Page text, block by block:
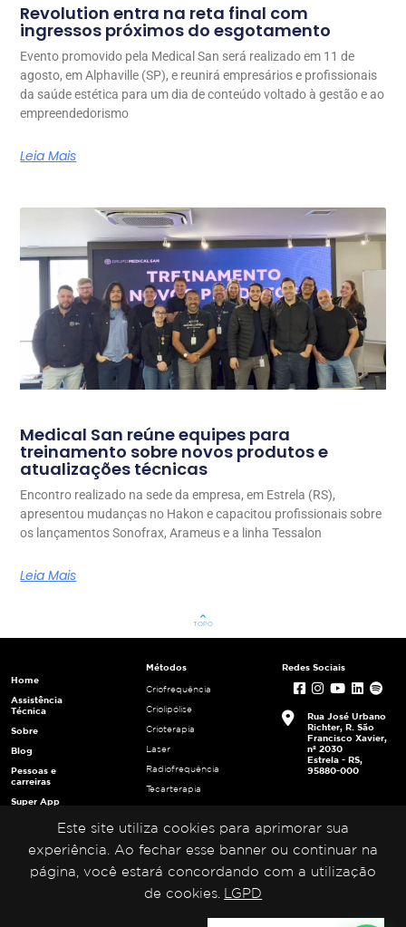
Este site utiliza cookies para aprimorar sua
experiência. Ao fechar esse banner ou continuar na
página, você estará concordando com a utilização
de cookies.
LGPD
Revolution entra na reta final com
ingressos próximos do esgotamento
Evento promovido pela Medical San será realizado em 11 de
agosto, em Alphaville (SP), e reunirá empresários e profissionais
da saúde estética para um dia de conteúdo voltado à gestão e ao
empreendedorismo
Leia Mais
Medical San reúne equipes para
treinamento sobre novos produtos e
atualizações técnicas
Encontro realizado na sede da empresa, em Estrela (RS),
apresentou mudanças no Hakon e capacitou profissionais sobre
os lançamentos Sonofrax, Arameus e a linha Tessalon
Leia Mais
keyboard_arrow_up
TOPO
Home
Assistência
Técnica
Sobre
Blog
Pessoas e
carreiras
Super App
Multiplicadores
Portal da
Métodos
Criofrequência
Criolipólise
Crioterapia
Laser
Radiofrequência
Tecarterapia
Ultrafrequência
Ultrassom
Redes Sociais
Rua José Urbano
Richter, R. São
Francisco Xavier,
nº 2030
Estrela - RS,
95880-000